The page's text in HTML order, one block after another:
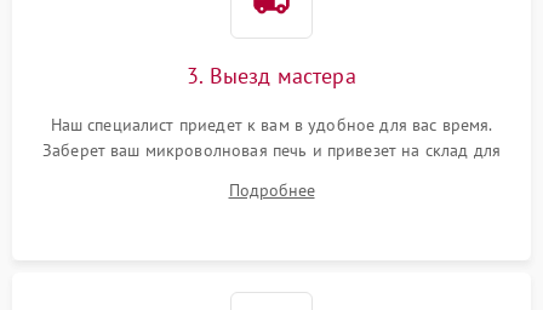
3. Выезд мастера
Наш специалист приедет к вам в удобное для вас время.
Заберет ваш микроволновая печь и привезет на склад для
Подробнее